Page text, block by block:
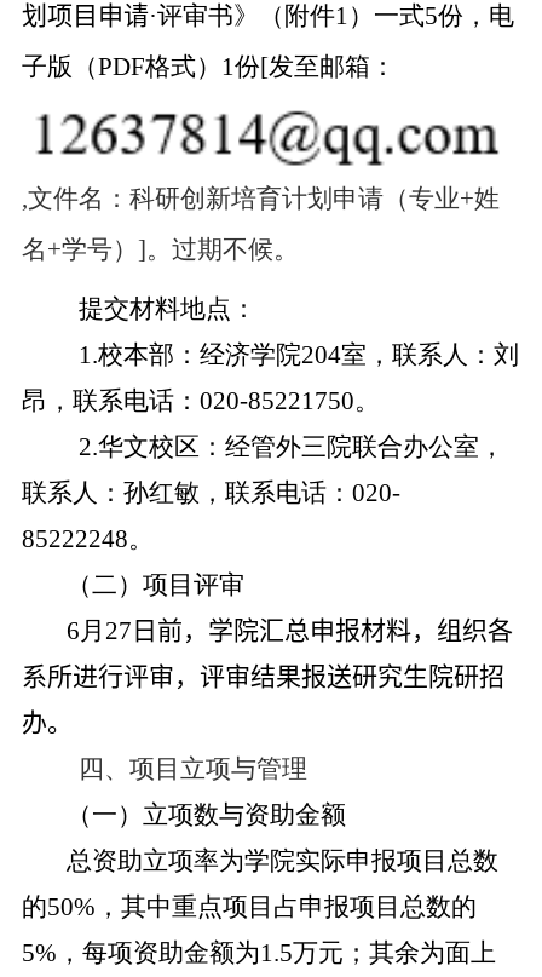
划项目申请·评审书》（附件1）一式5份，电
子版（PDF格式） 1份[发至邮箱：
,文件名：科研创新培育计划申请（专业+姓
名+学号） ]。过期不候。
提交材料地点：
1.校本部：经济学院204室，联系人：刘
昂，联系电话： 020-85221750。
2.华文校区：经管外三院联合办公室，
联系人：孙红敏，联系电话： 020-
85222248。
（二）项目评审
6月 27 日前，学院汇总申报材料，组织各
系所进行评审，评审结果报送研究生院研招
办。
四、项目立项与管理
（一）立项数与资助金额
总资助立项率为学院实际申报项目总数
的50% ， 其中重点项目占申报项目总数的
5% ，每项资助金额为1.5万元；其余为面上